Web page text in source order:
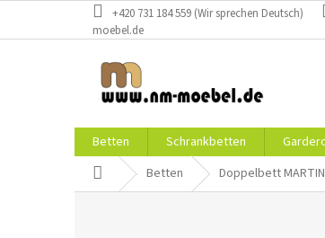
springen
+420 731 184 559 (Wir sprechen Deutsch)
moebel.de
Betten Schrankbetten
StartseiteBetten Doppelbett